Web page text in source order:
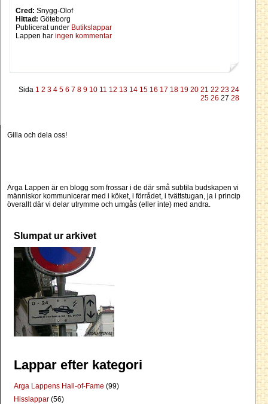
Cred: Snygg-Olof
Hittad: Göteborg
Publicerat under Butikslappar
Lappen har ingen kommentar
Sida 1 2 3 4 5 6 7 8 9 10 11 12 13 14 15 16 17 18 19 20 21 22 23 24
25 26 2728
Gilla och dela oss!
Arga Lappen är en blogg som frossar i de där små subtila budskapen vi
människor kommunicerar med i köket, i förrådet, i tvättstugan, ja i princip
överallt där vi delar utrymme och umgås (eller inte) med andra.
Slumpat ur arkivet
Lappar efter kategori
Arga Lappens Hall-of-Fame (99)
Hisslappar (56)